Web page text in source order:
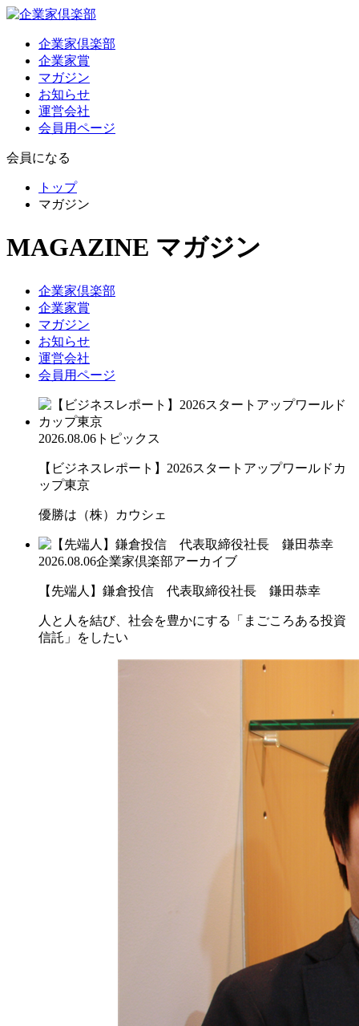
企業家倶楽部
企業家賞
マガジン
お知らせ
運営会社
会員用ページ
会員になる
トップ
マガジン
MAGAZINE マガジン
企業家倶楽部
企業家賞
マガジン
お知らせ
運営会社
会員用ページ
2026.08.06 トピックス
【ビジネスレポート】2026スタートアップワールドカ
ップ東京
優勝は（株）カウシェ
2026.08.06企業家倶楽部アーカイブ
【先端人】鎌倉投信 代表取締役社長 鎌田恭幸
人と人を結び、社会を豊かにする「まごころある投資
信託」をしたい